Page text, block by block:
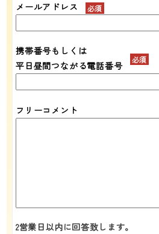
メールアドレス
携帯番号もしくは
平日昼間つながる電話番号
フリーコメント
2営業日以内に回答致します。